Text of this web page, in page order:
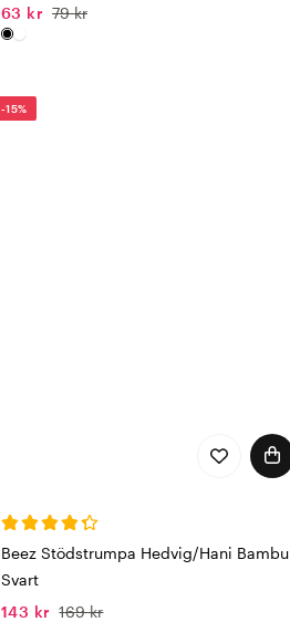
63 kr 79 kr
-15%
Beez Stödstrumpa Hedvig/Hani Bambu
Svart
143 kr 169 kr